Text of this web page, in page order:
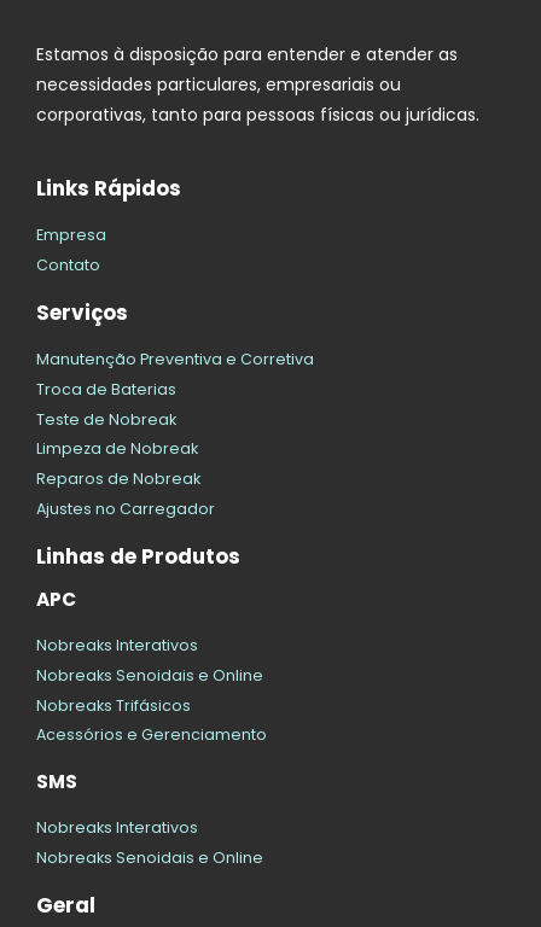
Estamos à disposição para entender e atender as
necessidades particulares, empresariais ou
corporativas, tanto para pessoas físicas ou jurídicas.
Links Rápidos
Empresa
Contato
Serviços
Manutenção Preventiva e Corretiva
Troca de Baterias
Teste de Nobreak
Limpeza de Nobreak
Reparos de Nobreak
Ajustes no Carregador
Linhas de Produtos
APC
Nobreaks Interativos
Nobreaks Senoidais e Online
Nobreaks Trifásicos
Acessórios e Gerenciamento
SMS
Nobreaks Interativos
Nobreaks Senoidais e Online
Geral